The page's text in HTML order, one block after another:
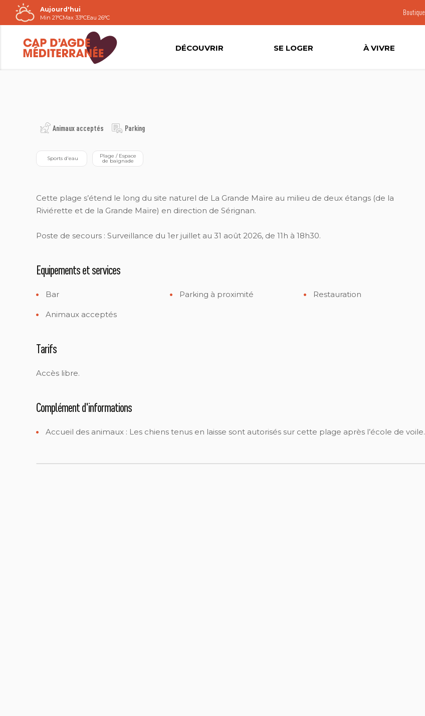
Passer
au
contenu
Aujourd'hui
Min 21°CMax 33°CEau 26°C
Boutique
DÉCOUVRIR SE LOGER À VIVRE
Animaux acceptés Parking
Sports d'eau de baignade
Cette plage s’étend le long du site naturel de La Grande Maïre au milieu de deux étangs (de la
Riviérette et de la Grande Maïre) en direction de Sérignan.
Poste de secours : Surveillance du 1er juillet au 31 août 2026, de 11h à 18h30.
Equipements et services
Bar Parking à proximité Restauration
Animaux acceptés
Tarifs
Accès libre.
Complément d'informations
Accueil des animaux : Les chiens tenus en laisse sont autorisés sur cette plage après l’école de voile.